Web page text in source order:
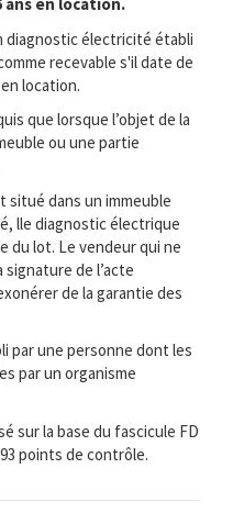
électricité établi
recevable s'il date de
location.
que lorsque l’objet de la
ou une partie
situé dans un immeuble
lle diagnostic électrique
du lot. Le vendeur qui ne
de l’acte
de la garantie des
par une personne dont les
par un organisme
sur la base du fascicule FD
points de contrôle.